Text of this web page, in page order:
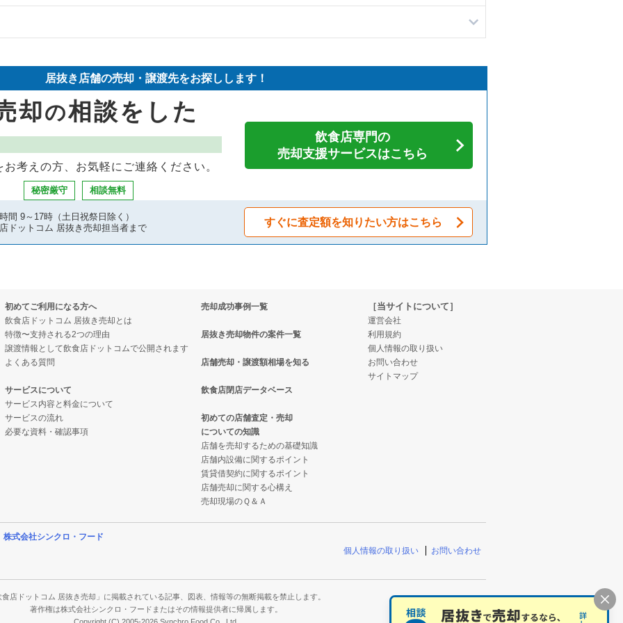
案件一覧
案件一覧
案件一覧
の案件一覧
案件一覧
案件一覧
案件一覧
案件一覧
案件一覧
案件一覧
案件一覧
却物件の案件一覧
案件一覧
案件一覧
案件一覧
抜き売却物件の案件一覧
の案件一覧
物件の案件一覧
の居抜き売却物件の案件一覧
案件一覧
案件一覧
の案件一覧
件一覧
居抜き店舗の売却・譲渡先をお探しします！
却の相談をした
お考えの方、お気軽にご連絡ください。
秘密厳守 相談無料
飲食店専門の
売却支援サービスはこちら
間 9～17時（土日祝祭日除く）
ドットコム 居抜き売却担当者まで
すぐに査定額を知りたい方はこちら
初めてご利用になる方へ
飲食店ドットコム 居抜き売却とは
特徴〜支持される2つの理由
譲渡情報として飲食店ドットコムで公開されます
よくある質問
サービスについて
サービス内容と料金について
サービスの流れ
必要な資料・確認事項
売却成功事例一覧
居抜き売却物件の案件一覧
店舗売却・譲渡額相場を知る
飲食店閉店データベース
初めての店舗査定・売却
についての知識
店舗を売却するための基礎知識
店舗内設備に関するポイント
賃貸借契約に関するポイント
店舗売却に関する心構え
売却現場のＱ＆Ａ
［当サイトについて］
運営会社
利用規約
個人情報の取り扱い
お問い合わせ
サイトマップ
株式会社シンクロ・フード
個人情報の取り扱い
お問い合わせ
食店ドットコム 居抜き売却」に掲載されている記事、図表、情報等の無断掲載を禁止します。
著作権は株式会社シンクロ・フードまたはその情報提供者に帰属します。